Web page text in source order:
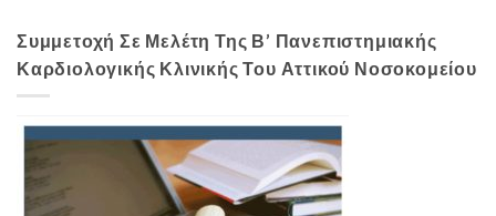
Συμμετοχή Σε Μελέτη Της Β’ Πανεπιστημιακής
Καρδιολογικής Κλινικής Του Αττικού Νοσοκομείου